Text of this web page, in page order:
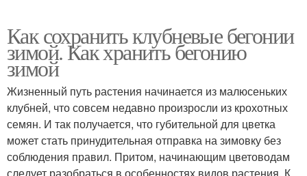
Как сохранить клубневые бегонии
зимой. Как хранить бегонию
зимой
Жизненный путь растения начинается из малюсеньких
клубней, что совсем недавно произросли из крохотных
семян. И так получается, что губительной для цветка
может стать принудительная отправка на зимовку без
соблюдения правил. Притом, начинающим цветоводам
следует разобраться в особенностях видов растения. К